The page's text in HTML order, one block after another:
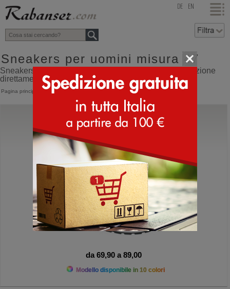
top DE EN
Sneakers per uomini misura 47
Sneakers per uomini misura 47 online shop con spedizione
direttamente dall'Italia
Pagina principale > Uomo > Sneakers
Sun 68
Tom Solid
da 69,90 a 89,00
Modello disponibile in 10 colori